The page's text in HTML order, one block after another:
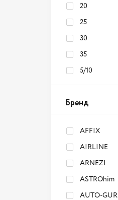
20
25
30
35
5/10
Бренд
AFFIX
AIRLINE
ARNEZI
ASTROhim
AUTO-GUR